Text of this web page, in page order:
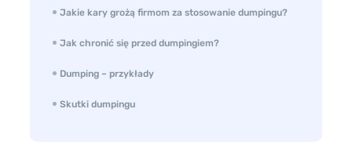
Jakie kary grożą firmom za stosowanie dumpingu?
Jak chronić się przed dumpingiem?
Dumping – przykłady
Skutki dumpingu